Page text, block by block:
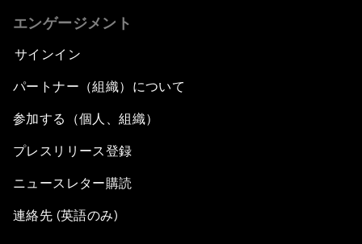
エンゲージメント
サインイン
パートナー（組織）について
参加する（個人、組織）
プレスリリース登録
ニュースレター購読
連絡先 (英語のみ)